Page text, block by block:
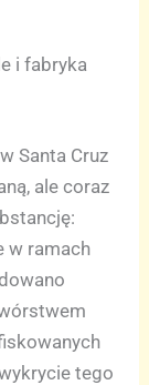
i fabryka
Santa Cruz
ale coraz
w ramach
tego